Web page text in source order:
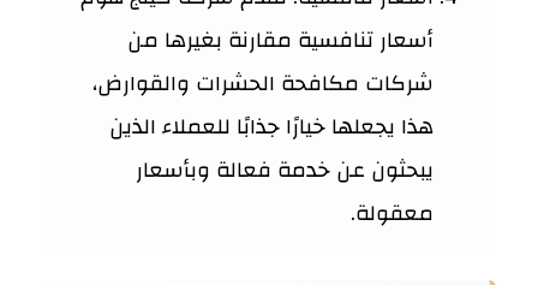
أسعار تنافسية مقارنة بغيرها من
شركات مكافحة الحشرات والقوارض،
هذا يجعلها خيارًا جذابًا للعملاء الذين
يبحثون عن خدمة فعالة وبأسعار
معقولة.